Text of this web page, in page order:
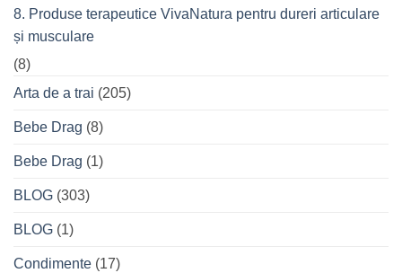
8. Produse terapeutice VivaNatura pentru dureri articulare
și musculare
(8)
Arta de a trai (205)
Bebe Drag (8)
Bebe Drag (1)
BLOG (303)
BLOG (1)
Condimente (17)